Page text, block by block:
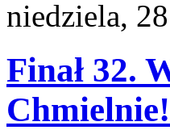
niedziela,
Finał 32.